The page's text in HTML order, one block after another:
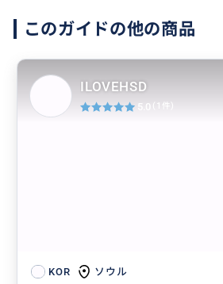
このガイドの他の商品
KOR ソウル
ILOVEHSD
5.0 (1件)